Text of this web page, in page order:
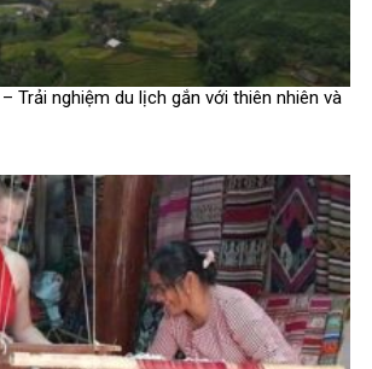
Trải nghiệm du lịch gắn với thiên nhiên và